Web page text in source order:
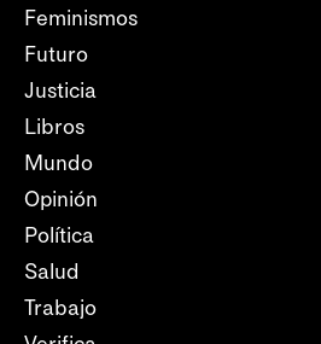
Feminismos
Futuro
Justicia
Libros
Mundo
Opinión
Política
Salud
Trabajo